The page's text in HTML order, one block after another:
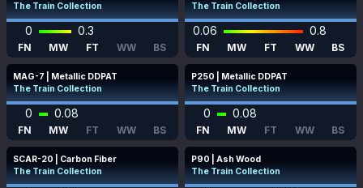
The Train Collection
0 0.3
FN MW FT WW BS
The Train Collection
0.06 0.8
FN MW FT WW BS
MAG-7 | Metallic DDPAT
The Train Collection
0 0.08
FN MW FT WW BS
P250 | Metallic DDPAT
The Train Collection
0 0.08
FN MW FT WW BS
SCAR-20 | Carbon Fiber
The Train Collection
P90 | Ash Wood
The Train Collection